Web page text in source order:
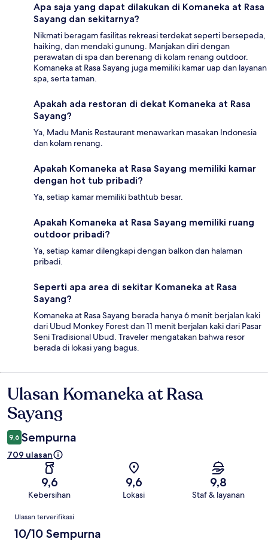
Apa saja yang dapat dilakukan di Komaneka at Rasa
Sayang dan sekitarnya?
Nikmati beragam fasilitas rekreasi terdekat seperti bersepeda,
haiking, dan mendaki gunung. Manjakan diri dengan
perawatan di spa dan berenang di kolam renang outdoor.
Komaneka at Rasa Sayang juga memiliki kamar uap dan layanan
spa, serta taman.
Apakah ada restoran di dekat Komaneka at Rasa
Sayang?
Ya, Madu Manis Restaurant menawarkan masakan Indonesia
dan kolam renang.
Apakah Komaneka at Rasa Sayang memiliki kamar
dengan hot tub pribadi?
Ya, setiap kamar memiliki bathtub besar.
Apakah Komaneka at Rasa Sayang memiliki ruang
outdoor pribadi?
Ya, setiap kamar dilengkapi dengan balkon dan halaman
pribadi.
Seperti apa area di sekitar Komaneka at Rasa
Sayang?
Komaneka at Rasa Sayang berada hanya 6 menit berjalan kaki
dari Ubud Monkey Forest dan 11 menit berjalan kaki dari Pasar
Seni Tradisional Ubud. Traveler mengatakan bahwa resor
berada di lokasi yang bagus.
Ulasan
Ulasan Komaneka at Rasa
Sayang
9,6 Sempurna
709 ulasan
9,6
Kebersihan
9,6
Lokasi
9,8
Staf & layanan
Ulasan
Ulasan terverifikasi
10/10 Sempurna